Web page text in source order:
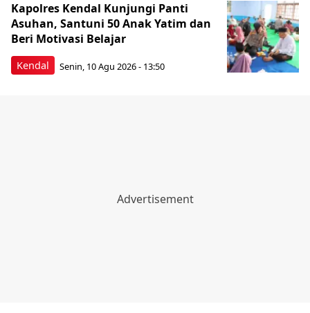
Kendal
Kapolres Kendal Kunjungi Panti
Asuhan, Santuni 50 Anak Yatim dan
Beri Motivasi Belajar
Senin, 10 Agu 2026 - 13:50